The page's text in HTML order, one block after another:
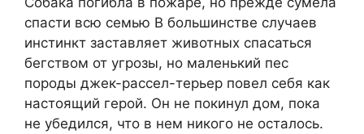
спасти всю семью В большинстве случаев
инстинкт заставляет животных спасаться
бегством от угрозы, но маленький пес
породы джек-рассел-терьер повел себя как
настоящий герой. Он не покинул дом, пока
не убедился, что в нем никого не осталось.